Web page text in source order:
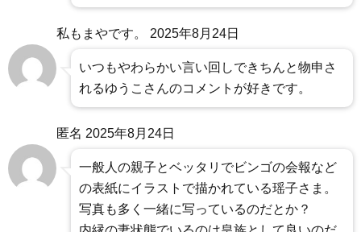
私もまやです。 2025年8月24日
いつもやわらかい言い回しできちんと物申さ
れるゆうこさんのコメントが好きです。
匿名 2025年8月24日
一般人の親子とベッタリでビンゴの会報など
の表紙にイラストで描かれている瑶子さま。
写真も多く一緒に写っているのだとか？